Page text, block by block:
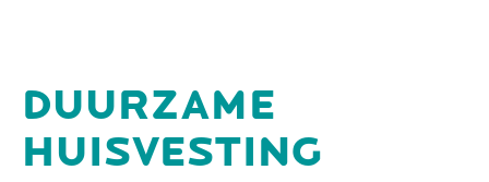
DUURZAME
HUISVESTING